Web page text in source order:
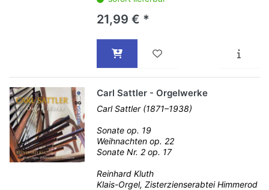
21,99 € *
Carl Sattler - Orgelwerke
Carl Sattler (1871–1938)
Sonate op. 19
Weihnachten op. 22
Sonate Nr. 2 op. 17
Reinhard Kluth
Klais-Orgel, Zisterzienserabtei Himmerod